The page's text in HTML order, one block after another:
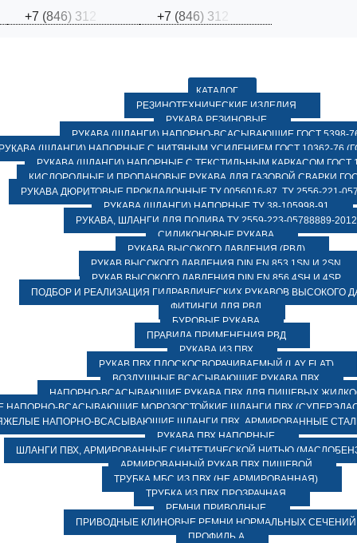
+7 (846) 31 +7 (846) 31
КАТАЛОГ
РЕЗИНОТЕХНИЧЕСКИЕ ИЗДЕЛИЯ
РУКАВА РЕЗИНОВЫЕ
РУКАВА (ШЛАНГИ) НАПОРНО-ВСАСЫВАЮЩИЕ ГОСТ 5398-
(ШЛАНГИ) НАПОРНЫЕ С НИТЯНЫМ УСИЛЕНИЕМ ГОСТ 10362-76
РУКАВА (ШЛАНГИ) НАПОРНЫЕ С ТЕКСТИЛЬНЫМ КАРКАСОМ ГОСТ
КИСЛОРОДНЫЕ И ПРОПАНОВЫЕ РУКАВА ДЛЯ ГАЗОВОЙ СВАРКИ
РУКАВА ДЮРИТОВЫЕ ПРОКЛАДОЧНЫЕ ТУ 0056016-87, ТУ 2556-221-
РУКАВА (ШЛАНГИ) НАПОРНЫЕ ТУ 38-105998-91
РУКАВА, ШЛАНГИ ДЛЯ ПОЛИВА ТУ 2559-223-05788889-2012
СИЛИКОНОВЫЕ РУКАВА
РУКАВА ВЫСОКОГО ДАВЛЕНИЯ (РВД)
РУКАВ ВЫСОКОГО ДАВЛЕНИЯ DIN EN 853 1SN И 2SN
РУКАВ ВЫСОКОГО ДАВЛЕНИЯ DIN EN 856 4SH И 4SP
ПОДБОР И РЕАЛИЗАЦИЯ ГИДРАВЛИЧЕСКИХ РУКАВОВ ВЫСОКОГО
ФИТИНГИ ДЛЯ РВД
БУРОВЫЕ РУКАВА
ПРАВИЛА ПРИМЕНЕНИЯ РВД
РУКАВА ИЗ ПВХ
РУКАВ ПВХ ПЛОСКОСВОРАЧИВАЕМЫЙ (LAY FLAT)
ВОЗДУШНЫЕ ВСАСЫВАЮЩИЕ РУКАВА ПВХ
НАПОРНО-ВСАСЫВАЮЩИЕ РУКАВА ПВХ ДЛЯ ПИЩЕВЫХ
НАПОРНО-ВСАСЫВАЮЩИЕ МОРОЗОСТОЙКИЕ ШЛАНГИ ПВХ
НАПОРНО-ВСАСЫВАЮЩИЕ ШЛАНГИ ПВХ, АРМИРОВАННЫЕ
РУКАВА ПВХ НАПОРНЫЕ
ШЛАНГИ ПВХ, АРМИРОВАННЫЕ СИНТЕТИЧЕСКОЙ НИТЬЮ
АРМИРОВАННЫЙ РУКАВ ПВХ ПИЩЕВОЙ
ТРУБКА МБС ИЗ ПВХ (НЕ АРМИРОВАННАЯ)
ТРУБКА ИЗ ПВХ ПРОЗРАЧНАЯ
РЕМНИ ПРИВОДНЫЕ
ПРИВОДНЫЕ КЛИНОВЫЕ РЕМНИ НОРМАЛЬНЫХ СЕЧЕНИЙ
ПРОФИЛЬ A